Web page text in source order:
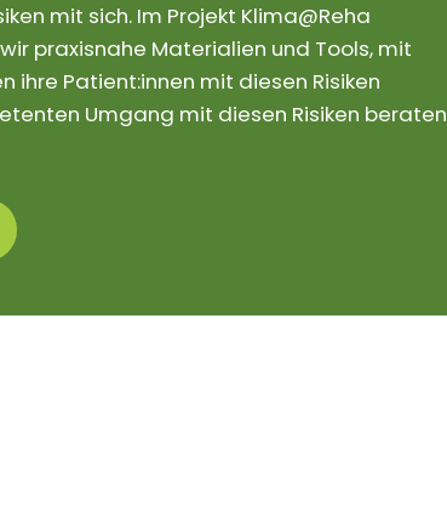
mit sich. Im Projekt Klima@Reha
praxisnahe Materialien und Tools, mit
ihre Patient:innen mit diesen Risiken
Umgang mit diesen Risiken beraten